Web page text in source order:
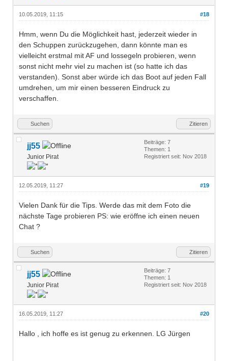
#18
10.05.2019, 11:15
Hmm, wenn Du die Möglichkeit hast, jederzeit wieder in
den Schuppen zurückzugehen, dann könnte man es
vielleicht erstmal mit AF und lossegeln probieren, wenn
sonst nicht mehr viel zu machen ist (so hatte ich das
verstanden). Sonst aber würde ich das Boot auf jeden Fall
umdrehen, um mir einen besseren Eindruck zu
verschaffen.
Suchen Zitieren
jj55
Junior Pirat
Beiträge: 7
Themen: 1
Registriert seit: Nov 2018
#19
12.05.2019, 11:27
Vielen Dank für die Tips. Werde das mit dem Foto die
nächste Tage probieren PS: wie eröffne ich einen neuen
Chat ?
Suchen Zitieren
jj55
Junior Pirat
Beiträge: 7
Themen: 1
Registriert seit: Nov 2018
#20
16.05.2019, 11:27
Hallo , ich hoffe es ist genug zu erkennen. LG Jürgen